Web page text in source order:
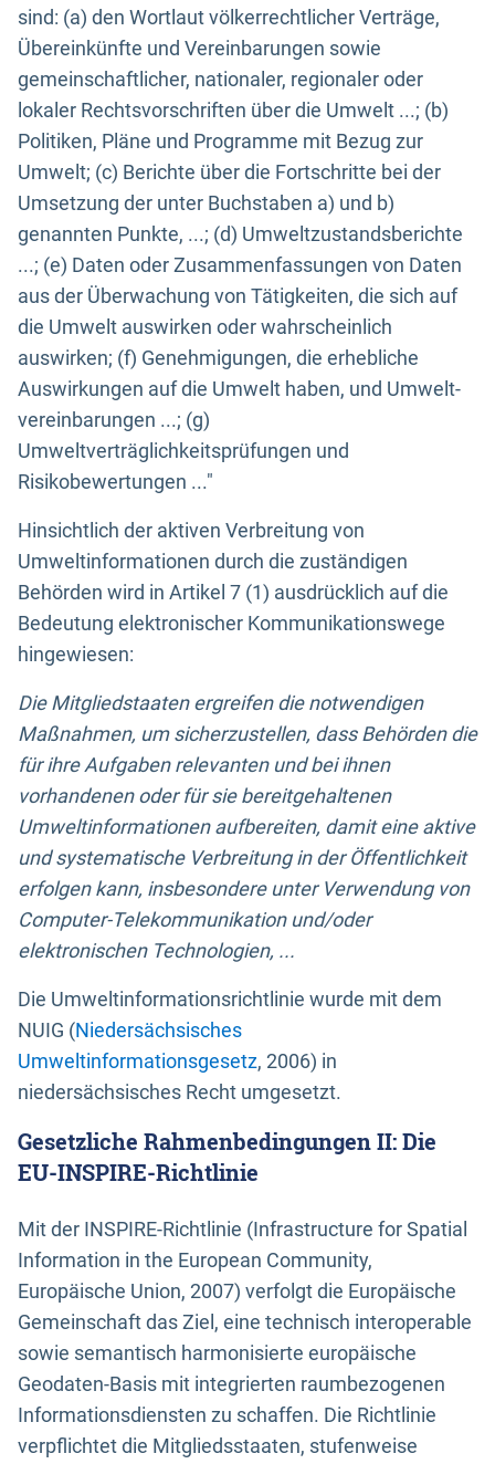
sind: (a) den Wortlaut völkerrechtlicher Verträge,
Übereinkünfte und Vereinbarungen sowie
gemeinschaftlicher, nationaler, regionaler oder
lokaler Rechtsvorschriften über die Umwelt ...; (b)
Politiken, Pläne und Programme mit Bezug zur
Umwelt; (c) Berichte über die Fortschritte bei der
Umsetzung der unter Buchstaben a) und b)
genannten Punkte, ...; (d) Umweltzustandsberichte
...; (e) Daten oder Zusammenfassungen von Daten
aus der Überwachung von Tätigkeiten, die sich auf
die Umwelt auswirken oder wahrscheinlich
auswirken; (f) Genehmigungen, die erhebliche
Auswirkungen auf die Umwelt haben, und Umwelt-
vereinbarungen ...; (g)
Umweltverträglichkeitsprüfungen und
Risikobewertungen ..."
Hinsichtlich der aktiven Verbreitung von
Umweltinformationen durch die zuständigen
Behörden wird in Artikel 7 (1) ausdrücklich auf die
Bedeutung elektronischer Kommunikationswege
hingewiesen:
Die Mitgliedstaaten ergreifen die notwendigen
Maßnahmen, um sicherzustellen, dass Behörden die
für ihre Aufgaben relevanten und bei ihnen
vorhandenen oder für sie bereitgehaltenen
Umweltinformationen aufbereiten, damit eine aktive
und systematische Verbreitung in der Öffentlichkeit
erfolgen kann, insbesondere unter Verwendung von
Computer-Telekommunikation und/oder
elektronischen Technologien, ...
Die Umweltinformationsrichtlinie wurde mit dem
NUIG (Niedersächsisches
Umweltinformationsgesetz, 2006) in
niedersächsisches Recht umgesetzt.
Gesetzliche Rahmenbedingungen II: Die
EU-INSPIRE-Richtlinie
Mit der INSPIRE-Richtlinie (Infrastructure for Spatial
Information in the European Community,
Europäische Union, 2007) verfolgt die Europäische
Gemeinschaft das Ziel, eine technisch interoperable
sowie semantisch harmonisierte europäische
Geodaten-Basis mit integrierten raumbezogenen
Informationsdiensten zu schaffen. Die Richtlinie
verpflichtet die Mitgliedsstaaten, stufenweise